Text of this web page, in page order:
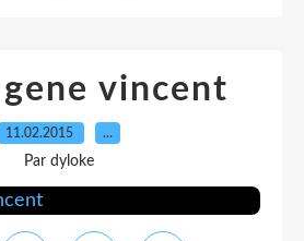
vincent
11.02.2015 …
Par dyloke